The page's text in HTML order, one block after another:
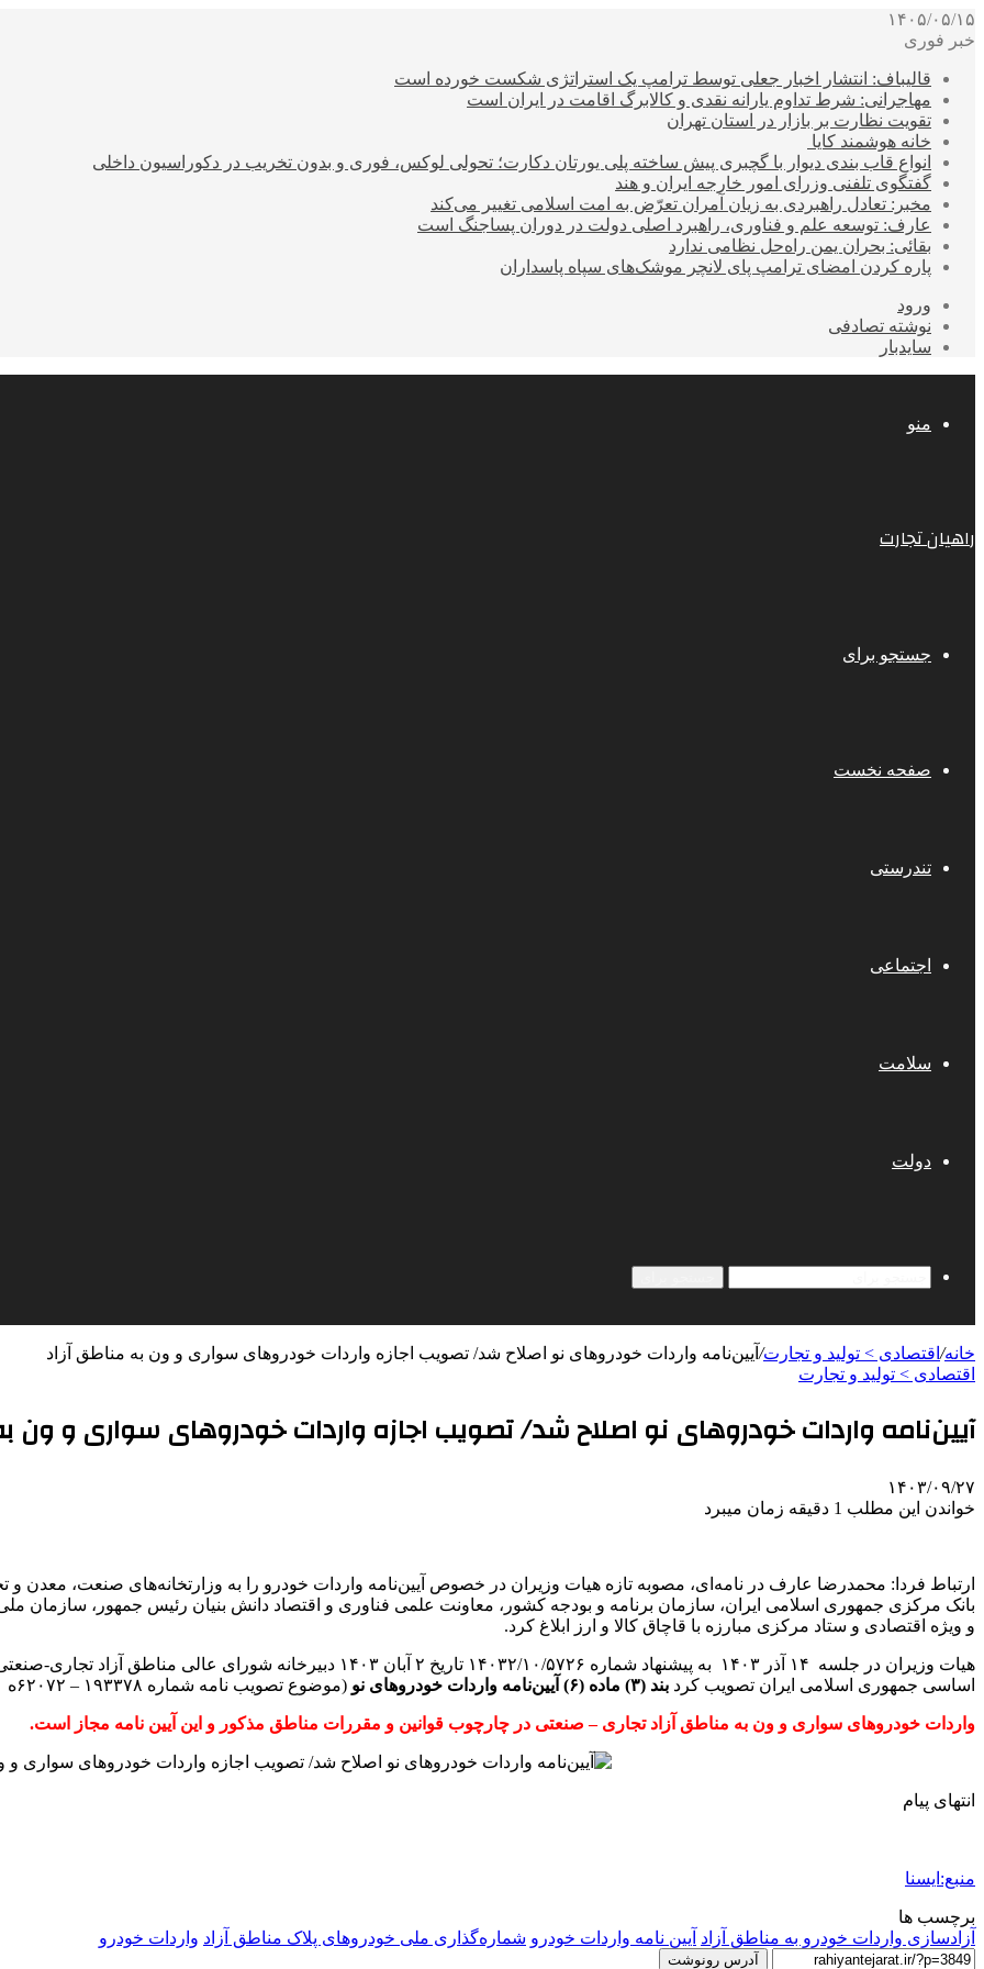
۱۴۰۵/۰۵/۱۵
خبر فوری
قالیباف: انتشار اخبار جعلی توسط ترامپ یک استراتژی شکست خورده است
مهاجرانی: شرط تداوم یارانه نقدی و کالابرگ اقامت در ایران است
تقویت نظارت بر بازار در استان تهران
خانه هوشمند کایا
انواع قاب بندی دیوار با گچبری پیش ساخته پلی یورتان دکارت؛ تحولی لوکس، فوری و بدون تخریب در دکوراسیون داخلی
گفتگوی تلفنی وزرای امور خارجه ایران و هند
مخبر: تعادل راهبردی به زیان آمران تعرّض به امت اسلامی تغییر می‌کند
عارف: توسعه علم و فناوری، راهبرد اصلی دولت در دوران پساجنگ است
بقائی: بحران یمن راه‌حل نظامی ندارد
پاره کردن امضای ترامپ پای لانچر موشک‌های سپاه پاسداران
ورود
نوشته تصادفی
سایدبار
منو
راهیان تجارت
جستجو برای
صفحه نخست
تندرستی
اجتماعی
سلامت
دولت
خانه/ اقتصادی > تولید و تجارت/ آیین‌نامه واردات خودروهای نو اصلاح شد/ تصویب اجازه واردات خودروهای سواری و ون به مناطق آزاد
اقتصادی > تولید و تجارت
آیین‌نامه واردات خودروهای نو اصلاح شد/ تصویب اجازه واردات خودروهای سواری و ون
۱۴۰۳/۰۹/۲۷
خواندن این مطلب 1 دقیقه زمان میبرد
ارتباط فردا: محمدرضا عارف در نامه‌ای، مصوبه تازه هیات وزیران در خصوص آیین‌نامه واردات خودرو را به وزارتخانه‌های صنعت، معدن و
بانک مرکزی جمهوری اسلامی ایران، سازمان برنامه و بودجه کشور، معاونت علمی فناوری و اقتصاد دانش بنیان رئیس جمهور، سازمان
و ویژه اقتصادی و ستاد مرکزی مبارزه با قاچاق کالا و ارز ابلاغ کرد.
هیات وزیران در جلسه ۱۴ آذر ۱۴۰۳ به پیشنهاد شماره ۱۴۰۳۲/۱۰/۵۷۲۶ تاریخ ۲
اساسی جمهوری اسلامی ایران تصویب کرد بند (۳) ماده (۶) آیین‌نامه واردات خودروهای نو (موضوع تصویب نامه شماره ۱۹۳۳۷۸ – ۶۲۰۷۲ه تاریخ ۲۳ دی ۱۴۰۲ )
واردات خودروهای سواری و ون به مناطق آزاد تجاری – صنعتی در چارچوب قوانین و مقررات مناطق مذکور و این آیین نامه مجاز است.
انتهای پیام
منبع:ایسنا
برچسب ها
آزادسازی واردات خودرو به مناطق آزاد آیین نامه واردات خودرو شماره‌گذاری‌ ملی خودروهای پلاک مناطق آزاد واردات خودرو
آدرس رونوشت